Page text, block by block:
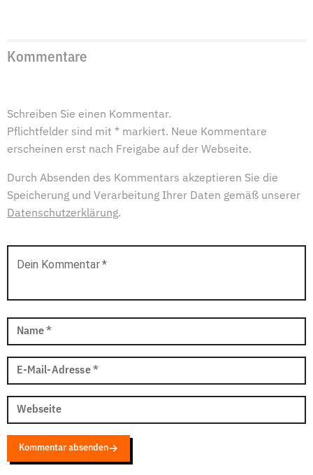
Kommentare
Schreiben Sie einen Kommentar.
Pflichtfelder sind mit * markiert. Neue Kommentare
erscheinen erst nach Freigabe auf der Webseite.
Durch Absenden des Kommentars akzeptieren Sie die
Speicherung und Verarbeitung Ihrer Daten gemäß unserer
Datenschutzerklärung.
Dein Kommentar*
Name *
E-Mail-Adresse *
Webseite
Kommentar absenden